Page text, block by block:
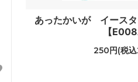
あったかいが イース
【
250円(税